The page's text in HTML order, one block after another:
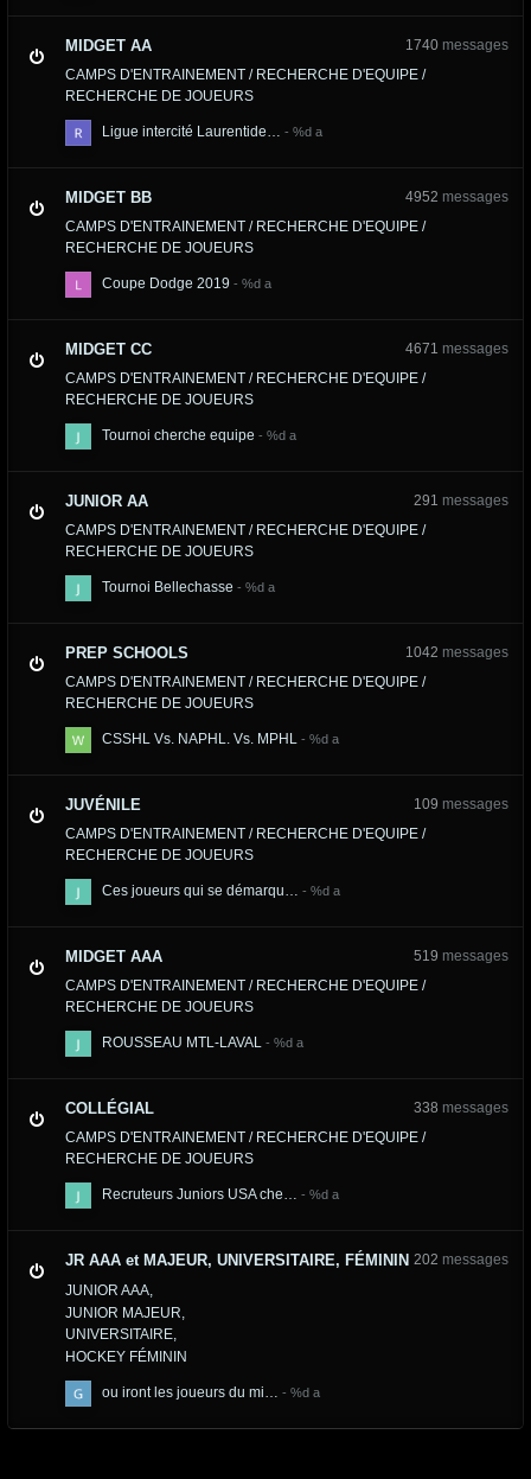
MIDGET AA
CAMPS D'ENTRAINEMENT / RECHERCHE D'EQUIPE /
RECHERCHE DE JOUEURS
1740 messages
Ligue intercité Laurentide…
MIDGET BB
CAMPS D'ENTRAINEMENT / RECHERCHE D'EQUIPE /
RECHERCHE DE JOUEURS
4952 messages
Coupe Dodge 2019
MIDGET CC
CAMPS D'ENTRAINEMENT / RECHERCHE D'EQUIPE /
RECHERCHE DE JOUEURS
4671 messages
Tournoi cherche equipe
JUNIOR AA
CAMPS D'ENTRAINEMENT / RECHERCHE D'EQUIPE /
RECHERCHE DE JOUEURS
291 messages
Tournoi Bellechasse
PREP SCHOOLS
CAMPS D'ENTRAINEMENT / RECHERCHE D'EQUIPE /
RECHERCHE DE JOUEURS
1042 messages
CSSHL Vs. NAPHL. Vs. MPHL
JUVÉNILE
CAMPS D'ENTRAINEMENT / RECHERCHE D'EQUIPE /
RECHERCHE DE JOUEURS
109 messages
Ces joueurs qui se démarqu…
MIDGET AAA
CAMPS D'ENTRAINEMENT / RECHERCHE D'EQUIPE /
RECHERCHE DE JOUEURS
519 messages
ROUSSEAU MTL-LAVAL
COLLÉGIAL
CAMPS D'ENTRAINEMENT / RECHERCHE D'EQUIPE /
RECHERCHE DE JOUEURS
338 messages
Recruteurs Juniors USA che…
JR AAA et MAJEUR, UNIVERSITAIRE, FÉMININ
JUNIOR AAA
JUNIOR MAJEUR
UNIVERSITAIRE
HOCKEY FÉMININ
202 messages
ou iront les joueurs du mi…